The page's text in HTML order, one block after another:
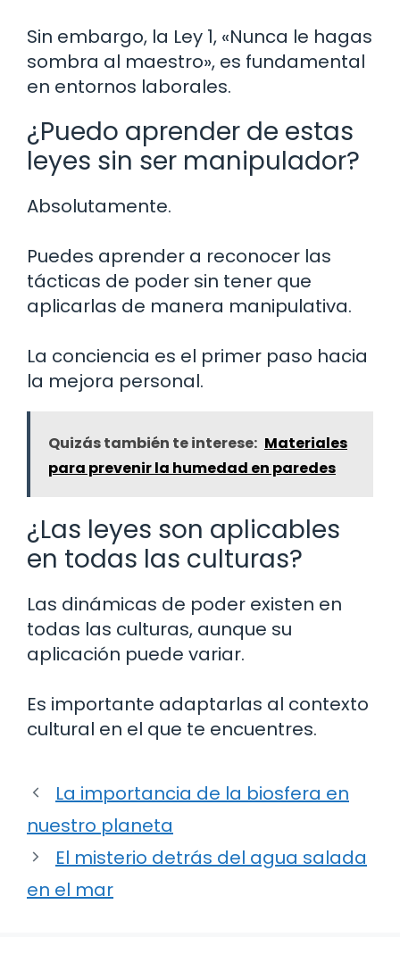
Sin embargo, la Ley 1, «Nunca le hagas
sombra al maestro», es fundamental
en entornos laborales.
¿Puedo aprender de estas
leyes sin ser manipulador?
Absolutamente.
Puedes aprender a reconocer las
tácticas de poder sin tener que
aplicarlas de manera manipulativa.
La conciencia es el primer paso hacia
la mejora personal.
Quizás también te interese: Materiales
para prevenir la humedad en paredes
¿Las leyes son aplicables
en todas las culturas?
Las dinámicas de poder existen en
todas las culturas, aunque su
aplicación puede variar.
Es importante adaptarlas al contexto
cultural en el que te encuentres.
La importancia de la biosfera en
nuestro planeta
El misterio detrás del agua salada
en el mar